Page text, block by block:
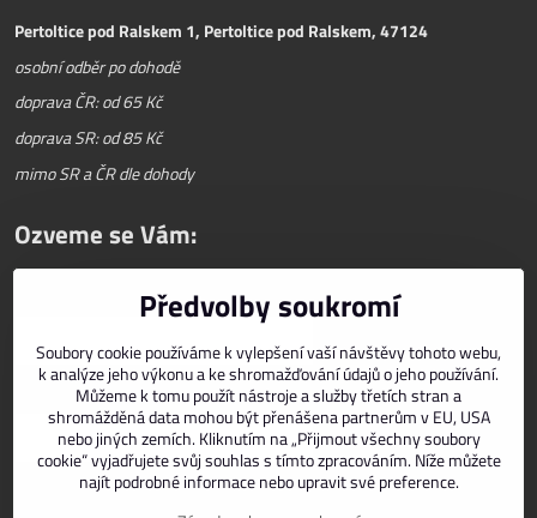
Pertoltice pod Ralskem 1, Pertoltice pod Ralskem, 47124
osobní odběr po dohodě
doprava ČR: od 65 Kč
doprava SR: od 85 Kč
mimo SR a ČR dle dohody
Ozveme se Vám:
Předvolby soukromí
Soubory cookie používáme k vylepšení vaší návštěvy tohoto webu,
k analýze jeho výkonu a ke shromažďování údajů o jeho používání.
Můžeme k tomu použít nástroje a služby třetích stran a
shromážděná data mohou být přenášena partnerům v EU, USA
nebo jiných zemích. Kliknutím na „Přijmout všechny soubory
cookie“ vyjadřujete svůj souhlas s tímto zpracováním. Níže můžete
najít podrobné informace nebo upravit své preference.